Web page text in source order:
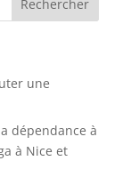
une
dépendance à
à Nice et